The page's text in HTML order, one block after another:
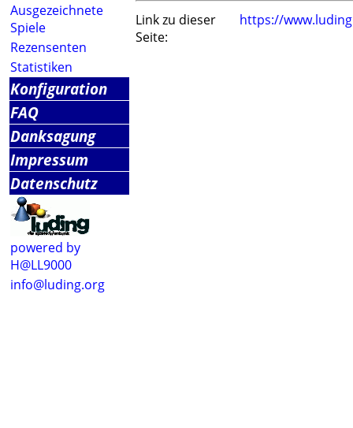
Ausgezeichnete
Spiele
Rezensenten
Statistiken
Konfiguration
FAQ
Danksagung
Impressum
Datenschutz
powered by
H@LL9000
info@luding.org
Link zu dieser
Seite:
https://